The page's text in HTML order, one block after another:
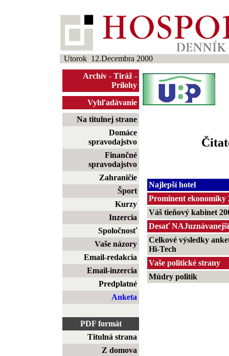
Utorok 12.Decembra 2000
Archív - Tiráž -
Prílohy
Vyhľadávanie
Na titulnej strane
Domáce
spravodajstvo
Finančné
spravodajstvo
Zahraničie
Šport
Kurzy
Inzercia
Spoločnosť
Vaše názory
Email-redakcia
Email-inzercia
Predplatné
Anketa
PDF formát
Titulná strana
Z domova
Najlepší hotel
Prominent ekonomiky
Váš tieňový kabinet
Desať
Celkové výsledky
Hi-Tech
Vaše politické strany
Múdry politik